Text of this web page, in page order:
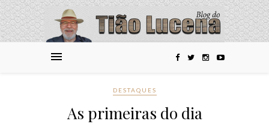
DESTAQUES
As primeiras do dia